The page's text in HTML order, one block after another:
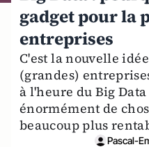
gadget pour la
entreprises
C'est la nouvelle
(grandes)
à l'heure du Big
énormément de
beaucoup plus
Pascal-